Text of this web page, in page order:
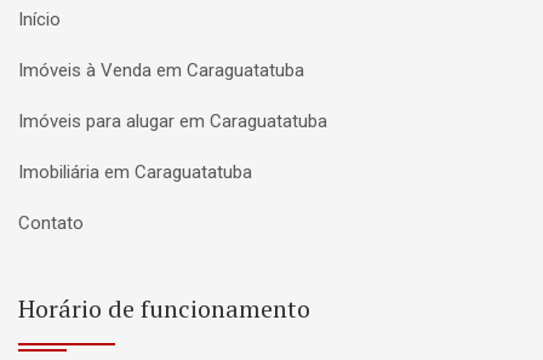
Início
Imóveis à Venda em Caraguatatuba
Imóveis para alugar em Caraguatatuba
Imobiliária em Caraguatatuba
Contato
Horário de funcionamento